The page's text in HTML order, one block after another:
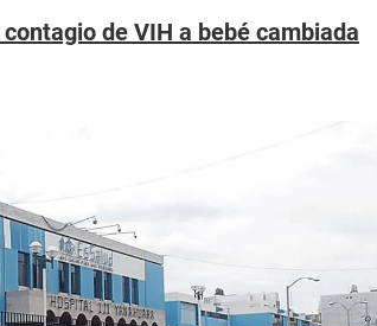
de VIH a bebé cambiada